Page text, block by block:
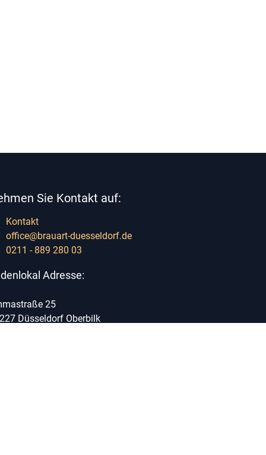
Sie Kontakt auf:
Kontakt
office@brauart-duesseldorf.de
0211 - 889 280 03
Adresse:
25
Düsseldorf Oberbilk